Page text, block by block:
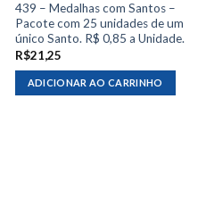
439 – Medalhas com Santos –
Pacote com 25 unidades de um
único Santo. R$ 0,85 a Unidade.
R$21,25
ADICIONAR AO CARRINHO